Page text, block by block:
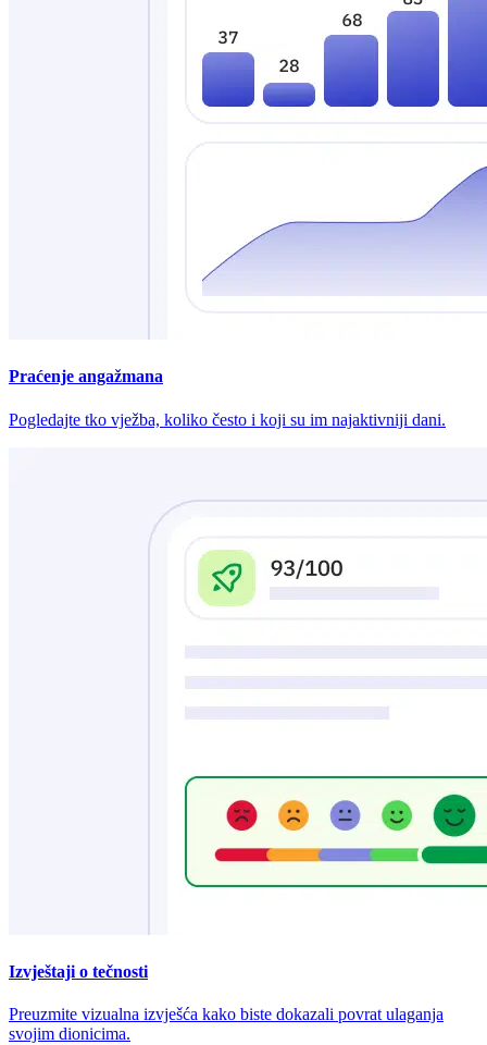
Praćenje angažmana
Pogledajte tko vježba, koliko često i koji su im najaktivniji dani.
Izvještaji o tečnosti
Preuzmite vizualna izvješća kako biste dokazali povrat ulaganja
svojim dionicima.